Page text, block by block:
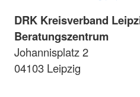
DRK Kreisverband
Beratungszentrum
Johannisplatz 2
04103 Leipzig